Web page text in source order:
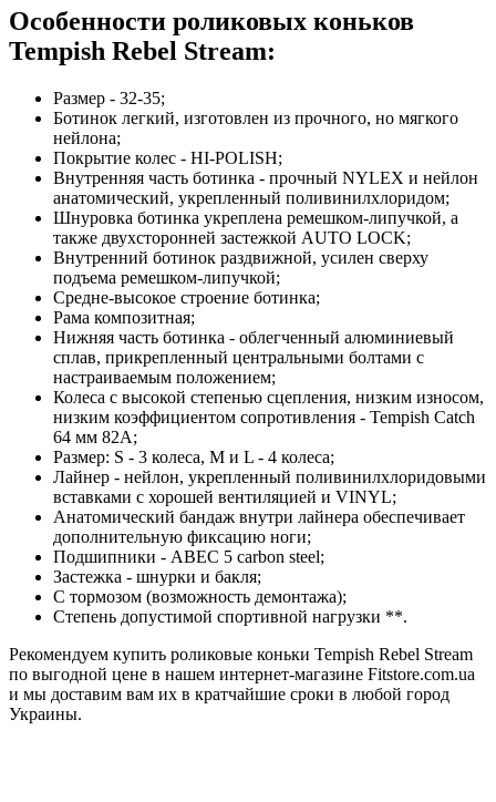
Особенности роликовых коньков
Tempish Rebel Stream:
Размер - 32-35;
Ботинок легкий, изготовлен из прочного, но мягкого
нейлона;
Покрытие колес - HI-POLISH;
Внутренняя часть ботинка - прочный NYLEX и нейлон
анатомический, укрепленный поливинилхлоридом;
Шнуровка ботинка укреплена ремешком-липучкой, а
также двухсторонней застежкой AUTO LOCK;
Внутренний ботинок раздвижной, усилен сверху
подъема ремешком-липучкой;
Средне-высокое строение ботинка;
Рама композитная;
Нижняя часть ботинка - облегченный алюминиевый
сплав, прикрепленный центральными болтами с
настраиваемым положением;
Колеса с высокой степенью сцепления, низким износом,
низким коэффициентом сопротивления - Tempish Catch
64 мм 82А;
Размер: S - 3 колеса, M и L - 4 колеса;
Лайнер - нейлон, укрепленный поливинилхлоридовыми
вставками с хорошей вентиляцией и VINYL;
Анатомический бандаж внутри лайнера обеспечивает
дополнительную фиксацию ноги;
Подшипники - АВЕС 5 carbon steel;
Застежка - шнурки и бакля;
С тормозом (возможность демонтажа);
Степень допустимой спортивной нагрузки **.
Рекомендуем купить роликовые коньки Tempish Rebel Stream
по выгодной цене в нашем интернет-магазине Fitstore.com.ua
и мы доставим вам их в кратчайшие сроки в любой город
Украины.